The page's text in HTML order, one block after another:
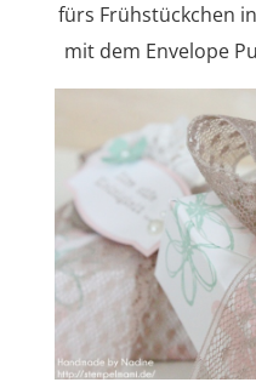
fürs Frühstückchen
mit dem Envelope